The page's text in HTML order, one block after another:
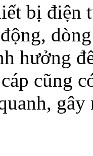
bị điện
hưởng
cũng
gây